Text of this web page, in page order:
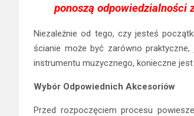
ponoszą odpowiedzialności
Niezależnie od tego, czy jesteś
ścianie może być zarówno
instrumentu muzycznego, konieczne
Wybór Odpowiednich Akcesoriów
Przed rozpoczęciem procesu